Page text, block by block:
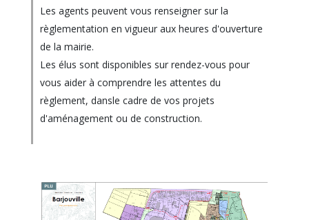
Les agents peuvent vous renseigner sur la
règlementation en vigueur aux heures d'ouverture
de la mairie.
Les élus sont disponibles sur rendez-vous pour
vous aider à comprendre les attentes du
règlement, dansle cadre de vos projets
d'aménagement ou de construction.